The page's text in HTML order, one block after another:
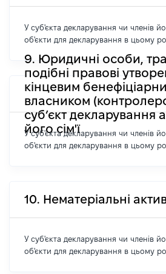
У суб'єкта декларування чи членів
об'єкти для декларування в цьому
9. Юридичні особи,
подібні правові
кінцевим
власником
суб’єкт декларування
його сім'ї
У суб'єкта декларування чи членів
об'єкти для декларування в цьому
10. Нематеріальні
У суб'єкта декларування чи членів
об'єкти для декларування в цьому